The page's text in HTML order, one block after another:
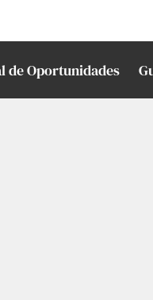
de Oportunidades